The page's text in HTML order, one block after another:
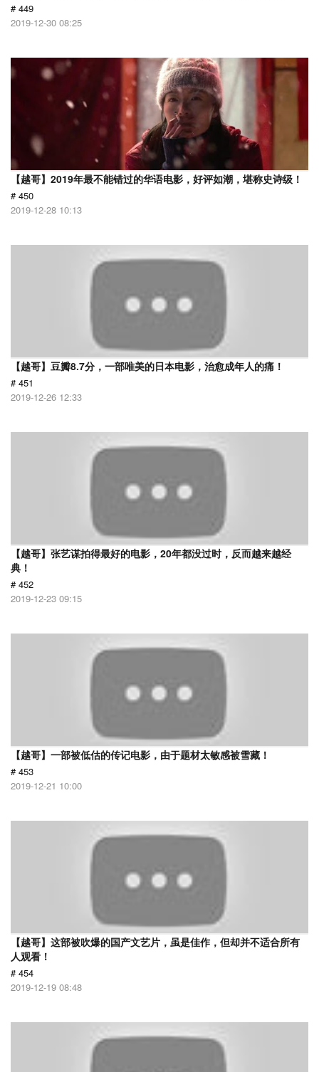
# 449
2019-12-30 08:25
【越哥】2019年最不能错过的华语电影，好评如潮，堪称史诗级！
# 450
2019-12-28 10:13
【越哥】豆瓣8.7分，一部唯美的日本电影，治愈成年人的痛！
# 451
2019-12-26 12:33
【越哥】张艺谋拍得最好的电影，20年都没过时，反而越来越经
典！
# 452
2019-12-23 09:15
【越哥】一部被低估的传记电影，由于题材太敏感被雪藏！
# 453
2019-12-21 10:00
【越哥】这部被吹爆的国产文艺片，虽是佳作，但却并不适合所有
人观看！
# 454
2019-12-19 08:48